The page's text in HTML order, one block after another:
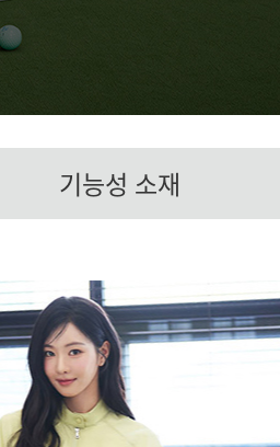
기능성 소재